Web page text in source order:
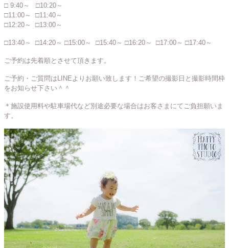
□ 9:40～ □10:20～
□11:00～ □11:40～
□12:20～ □13:00～
□13:40～ □14:20～ □15:00～ □15:40～ □16:20～ □17:00～ □17:40～
ご予約は先着順とさせて頂きます。
ご予約・ご質問はLINEよりお願い致します！ご希望の撮影日と撮影時間枠
をお知らせ下さい＾＾
＊施設使用料や駐車場代など別途必要な場合はお客さまにてご負担願いま
す。